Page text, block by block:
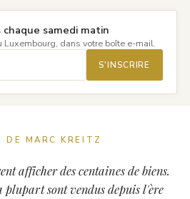
chaque samedi matin
Luxembourg, dans votre boîte e-mail.
S'INSCRIRE
DE MARC KREITZ
afficher des centaines de biens.
plupart sont vendus depuis l'ère